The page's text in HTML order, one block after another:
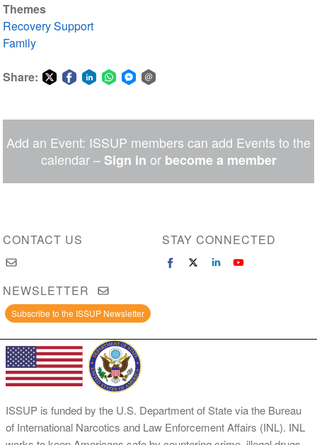
Themes
Recovery Support
Family
Share:
Messenger
Add an Event: ISSUP members can add Events to the
calendar – Sign in or become a member
CONTACT US STAY CONNECTED
NEWSLETTER
Subscribe to the ISSUP Newsletter
ISSUP is funded by the U.S. Department of State via the Bureau
of International Narcotics and Law Enforcement Affairs (INL). INL